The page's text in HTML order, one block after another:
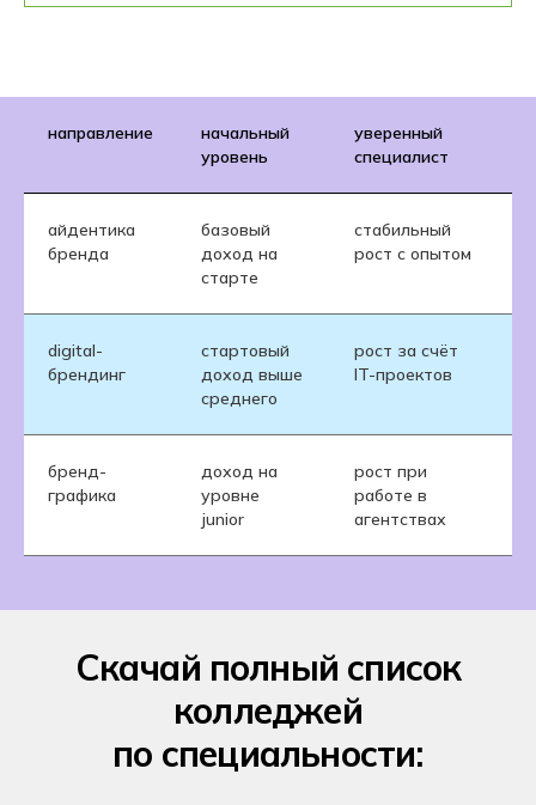
направление
начальный
уровень
уверенный
специалист
айдентика
бренда
базовый
доход на
старте
стабильный
рост с опытом
digital-
брендинг
стартовый
доход выше
среднего
рост за счёт
IT-проектов
бренд-
графика
доход на
уровне
junior
рост при
работе в
агентствах
Скачай полный список
колледжей
по специальности: